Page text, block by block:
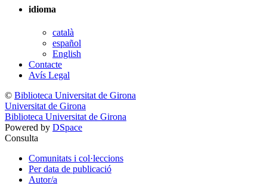
idioma
català
español
English
Contacte
Avís Legal
© Biblioteca Universitat de Girona
Universitat de Girona
Biblioteca Universitat de Girona
Powered by DSpace
Consulta
Comunitats i col·leccions
Per data de publicació
Autor/a